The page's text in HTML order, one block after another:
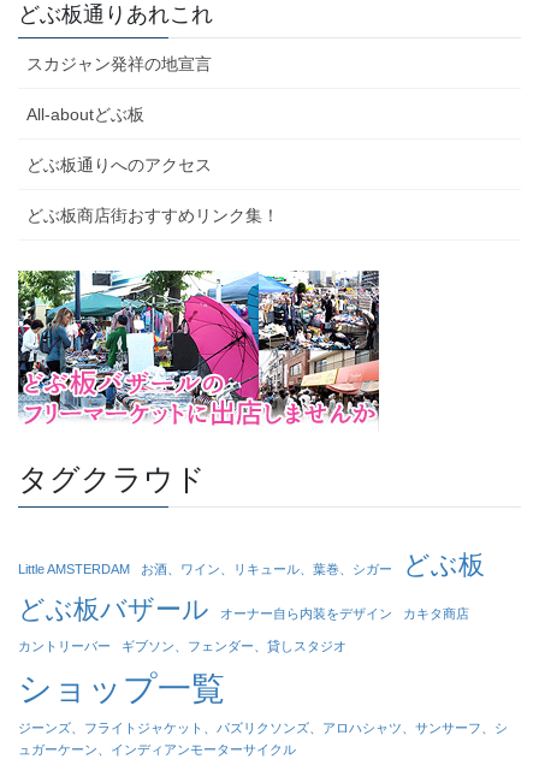
どぶ板通りあれこれ
スカジャン発祥の地宣言
All-aboutどぶ板
どぶ板通りへのアクセス
どぶ板商店街おすすめリンク集！
タグクラウド
Little AMSTERDAM お酒、ワイン、リキュール、葉巻、シガー
どぶ板
どぶ板バザール
オーナー自ら内装をデザイン カキタ商店
カントリーバー ギブソン、フェンダー、貸しスタジオ
ショップ一覧
ジーンズ、フライトジャケット、パズリクソンズ、アロハシャツ、サンサーフ、シ
ュガーケーン、インディアンモーターサイクル